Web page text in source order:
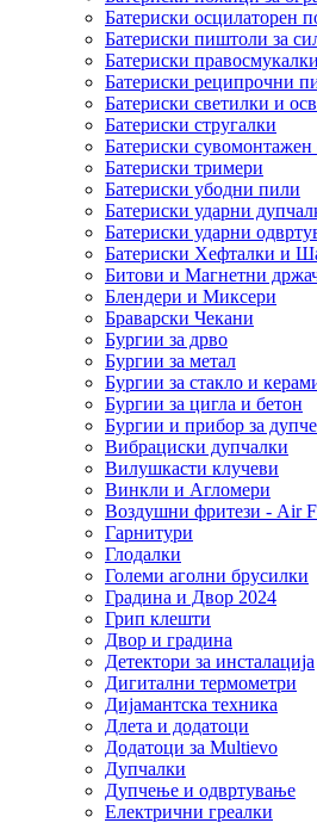
Батериски осцилаторен
Батериски пиштоли за
Батериски правосмукалки
Батериски реципрочни
Батериски светилки и
Батериски стругалки
Батериски сувомонтажен
Батериски тримери
Батериски убодни пили
Батериски ударни
Батериски ударни
Батериски Хефталки и
Битови и Магнетни
Блендери и Миксери
Браварски Чекани
Бургии за дрво
Бургии за метал
Бургии за стакло и
Бургии за цигла и бетон
Бургии и прибор за
Вибрациски дупчалки
Вилушкасти клучеви
Винкли и Агломери
Воздушни фритези - Air
Гарнитури
Глодалки
Големи аголни брусилки
Градина и Двор 2024
Грип клешти
Двор и градина
Детектори за инсталација
Дигитални термометри
Дијамантска техника
Длета и додатоци
Додатоци за Multievo
Дупчалки
Дупчење и одвртување
Електрични греалки